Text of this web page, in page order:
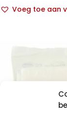
Voeg toe aan